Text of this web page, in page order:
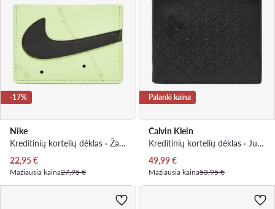
-17%
Nike
Kreditinių kortelių dėklas · Žalia
Dabartinė kaina
22,95€
Mažiausia kaina27,95 €
Palanki kaina
Calvin Klein
Kreditinių kortelių dėklas · Juoda
Dabartinė kaina
49,99€
Mažiausia kaina53,95 €